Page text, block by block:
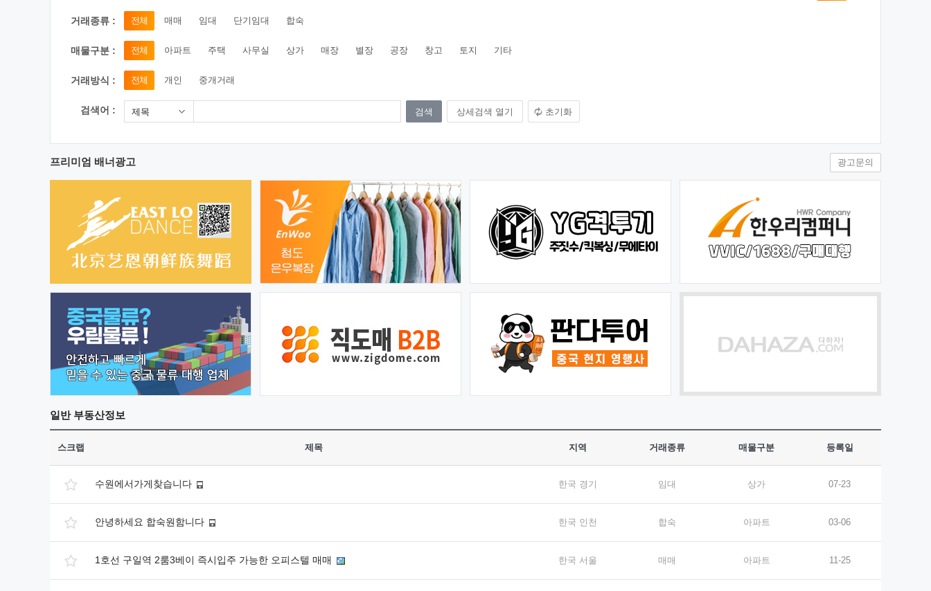
거래종류 : 전체 매매 임대 단기임대 합숙
매물구분 : 전체 아파트 주택 사무실 상가 매장 별장 공장 창고 토지 기타
거래방식 : 전체 개인 중개거래
검색어 : 제목 상세검색 열기 초기화
프리미엄 배너광고 광고문의
일반부동산정보
스크랩 제목 지역 거래종류 매물구분 등록일
수원에서가게찾습니다 한국 경기 임대 상가 07-23
안녕하세요 합숙원함니다 한국 인천 합숙 아파트 03-06
1호선 구일역 2룸3베이 즉시입주 가능한 오피스텔 매매 한국 서울 매매 아파트 11-25